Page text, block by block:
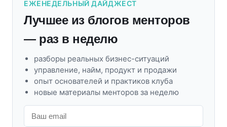
ЕЖЕНЕДЕЛЬНЫЙ ДАЙДЖЕСТ
Лучшее из блогов менторов
— раз в неделю
разборы реальных бизнес-ситуаций
управление, найм, продукт и продажи
опыт основателей и практиков клуба
новые материалы менторов за неделю